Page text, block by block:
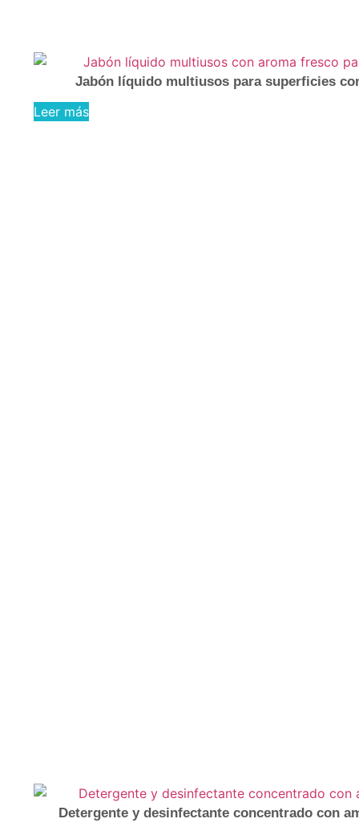
Jabón líquido multiusos para superficies
Leer más
Detergente y desinfectante concentrado con